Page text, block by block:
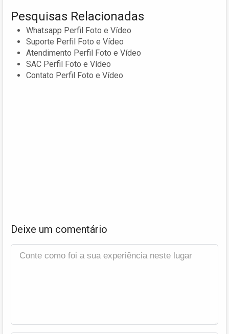
Pesquisas Relacionadas
Whatsapp Perfil Foto e Vídeo
Suporte Perfil Foto e Vídeo
Atendimento Perfil Foto e Vídeo
SAC Perfil Foto e Vídeo
Contato Perfil Foto e Vídeo
Deixe um comentário